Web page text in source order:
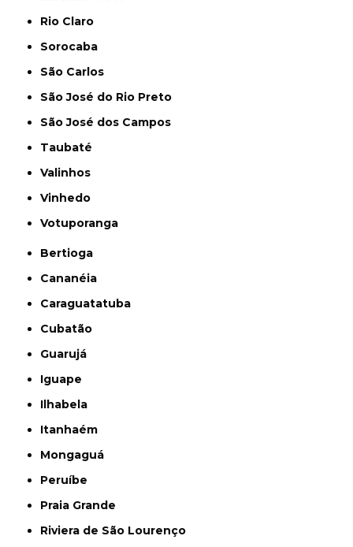
Rio Claro
Sorocaba
São Carlos
São José do Rio Preto
São José dos Campos
Taubaté
Valinhos
Vinhedo
Votuporanga
Bertioga
Cananéia
Caraguatatuba
Cubatão
Guarujá
Iguape
Ilhabela
Itanhaém
Mongaguá
Peruíbe
Praia Grande
Riviera de São Lourenço